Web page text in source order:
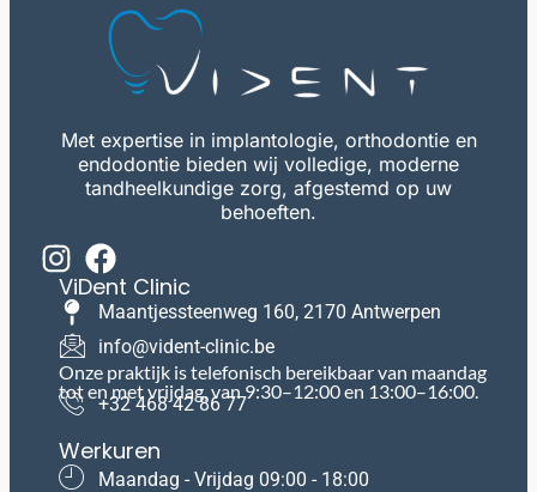
Met expertise in implantologie, orthodontie en
endodontie bieden wij volledige, moderne
tandheelkundige zorg, afgestemd op uw
behoeften.
ViDent Clinic
Maantjessteenweg 160, 2170 Antwerpen
info@vident-clinic.be
Onze praktijk is telefonisch bereikbaar van maandag
tot en met vrijdag, van 9:30–12:00 en 13:00–16:00.
+32 468 42 86 77
Werkuren
Maandag - Vrijdag 09:00 - 18:00